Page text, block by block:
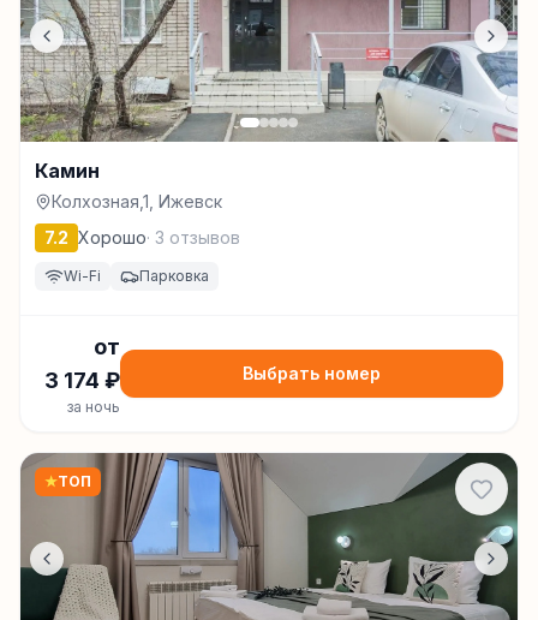
Камин
Колхозная,1, Ижевск
7.2 Хорошо· 3 отзывов
Wi-Fi Парковка
от
3 174 ₽
за ночь
Выбрать номер
★ТОП